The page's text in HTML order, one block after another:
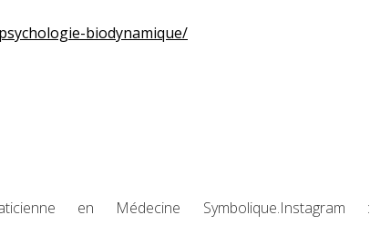
biodynamique/
en Médecine Symbolique.Instagram :